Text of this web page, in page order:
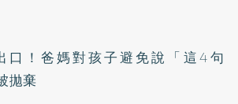
口！爸媽對孩子避免說「這4句
拋棄